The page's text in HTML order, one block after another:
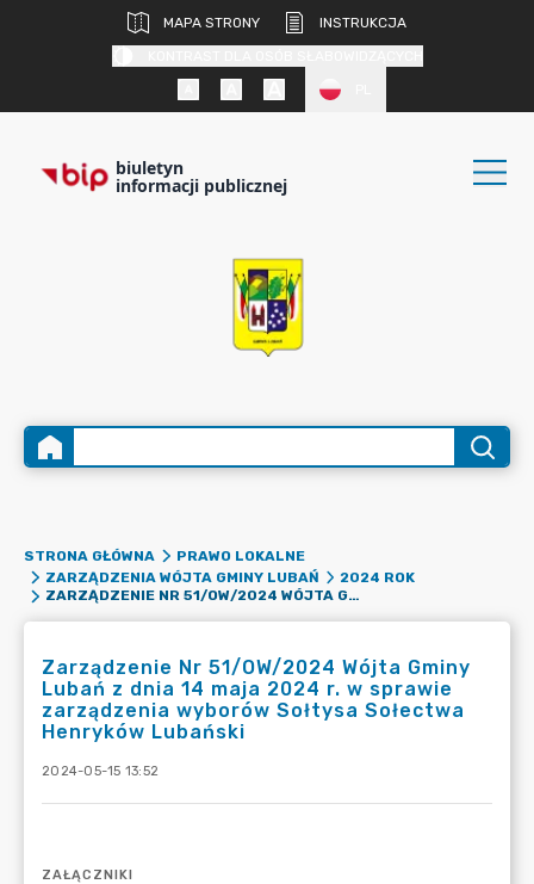
MAPA STRONY
INSTRUKCJA
biuletyn
informacji publicznej
STRONA GŁÓWNA
PRAWO LOKALNE
ZARZĄDZENIA WÓJTA GMINY LUBAŃ
2024 ROK
ZARZĄDZENIE NR 51/OW/2024 WÓJTA GMINY LUBAŃ Z DNIA 14 MAJA 2024 R. W SPRAWIE ZARZĄDZENIA WYBORÓW SOŁTYSA SOŁECTWA HENRYKÓW LUBAŃSKI
Zarządzenie Nr 51/OW/2024 Wójta Gminy
Lubań z dnia 14 maja 2024 r. w sprawie
zarządzenia wyborów Sołtysa Sołectwa
Henryków Lubański
2024-05-15 13:52
ZAŁĄCZNIKI